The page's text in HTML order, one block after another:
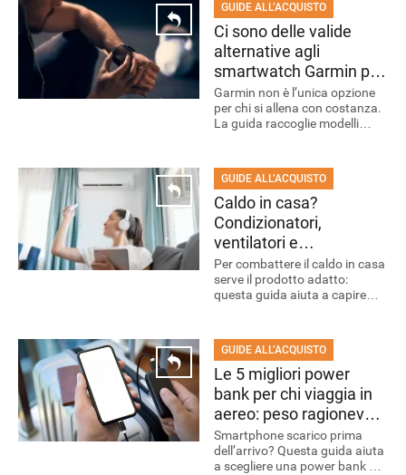
GUIDE ALL'ACQUISTO
GUIDE ALL’ACQUISTO
Ci sono delle valide
alternative agli
smartwatch Garmin per
chi fa tanto sport
Garmin non è l’unica opzione
per chi si allena con costanza.
La guida raccoglie modelli
GUIDE ALL’ACQUISTO
Caldo in casa?
Condizionatori,
ventilatori e
raffrescatori da
scegliere per rinfrescare
ogni stanza
Per combattere il caldo in casa
serve il prodotto adatto:
questa guida aiuta a capire
raffrescatore.
GUIDE ALL’ACQUISTO
Le 5 migliori power
bank per chi viaggia in
aereo: peso ragionevole
e tanta batteria
Smartphone scarico prima
dell’arrivo? Questa guida aiuta
a scegliere una power bank da